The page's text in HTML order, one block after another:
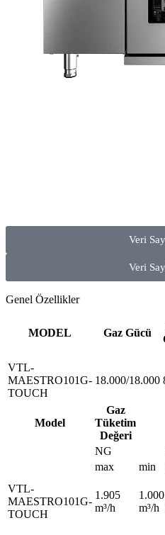
Veri
Veri
Genel Özellikler
MODEL Gaz Gücü
VTL-
MAESTRO101G-
TOUCH
18.000/18.000
Model
Gaz
Tüketim
Değeri
NG
max
min
VTL-
MAESTRO101G-
TOUCH
1.905
m³/h
1.000
m³/h